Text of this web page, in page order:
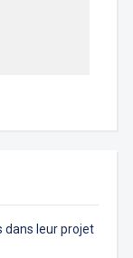
dans leur projet